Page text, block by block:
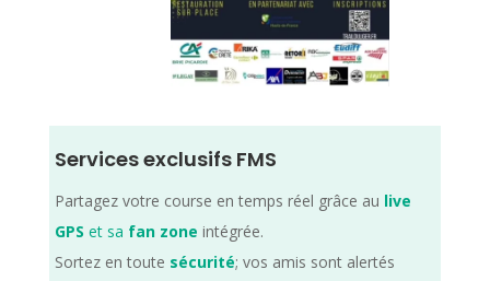
Services exclusifs FMS
Partagez votre course en temps réel grâce au live
GPS et sa fan zone intégrée.
Sortez en toute sécurité; vos amis sont alertés